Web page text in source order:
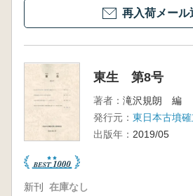
再入荷メール
東生 第8号
著者： 滝沢規朗 編
発行元： 東日本古墳
出版年： 2019/05
新刊 在庫なし